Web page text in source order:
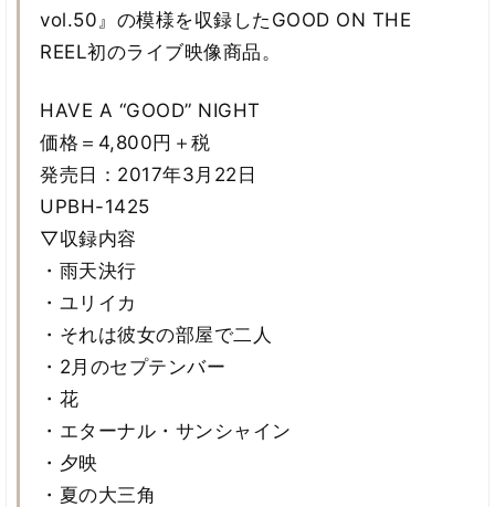
vol.50』の模様を収録したGOOD ON THE
REEL初のライブ映像商品。
HAVE A “GOOD” NIGHT
価格＝4,800円＋税
発売日：2017年3月22日
UPBH-1425
▽収録内容
・雨天決行
・ユリイカ
・それは彼女の部屋で二人
・2月のセプテンバー
・花
・エターナル・サンシャイン
・夕映
・夏の大三角